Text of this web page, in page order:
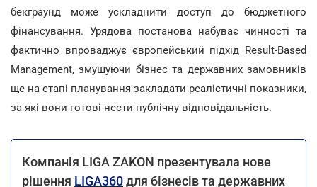
бекграунд може ускладнити доступ до бюджетного
фінансування. Урядова постанова набуває чинності та
фактично впроваджує європейський підхід Result-Based
Management, змушуючи бізнес та державних замовників
ще на етапі планування закладати реалістичні показники,
за які вони готові нести публічну відповідальність.
Компанія LIGA ZAKON презентувала нове
рішення LIGA360для бізнесів та державних